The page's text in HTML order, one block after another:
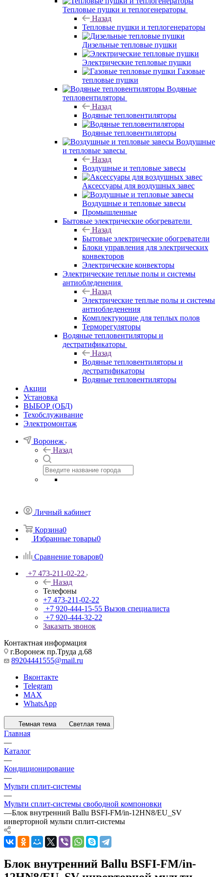
Тепловые пушки и теплогенераторы
Назад
Тепловые пушки и теплогенераторы
Дизельные тепловые пушки
Электрические тепловые пушки
Газовые
тепловые пушки
Водяные
тепловентиляторы
Назад
Водяные тепловентиляторы
Водяные тепловентиляторы
Воздушные
и тепловые завесы
Назад
Воздушные и тепловые завесы
Аксессуары для воздушных завес
Воздушные и тепловые завесы
Промышленные
Бытовые электрические обогреватели
Назад
Бытовые электрические обогреватели
Блоки управления для электрических
конвекторов
Электрические конвекторы
Электрические теплые полы и системы
антиобледенения
Назад
Электрические теплые полы и системы
антиобледенения
Комплектующие для теплых полов
Терморегуляторы
Водяные тепловентиляторы и
дестратификаторы
Назад
Водяные тепловентиляторы и
дестратификаторы
Водяные тепловентиляторы
Акции
Установка
ВЫБОР (ОБД)
Техобслуживание
Электромонтаж
Воронеж
Назад
Личный кабинет
Корзина0
Избранные товары0
Сравнение товаров0
+7 473-211-02-22
Назад
Телефоны
+7 473-211-02-22
+7 920-444-15-55 Вызов специалиста
+7 920-444-32-22
Заказать звонок
Контактная информация
г.Воронеж пр.Труда д.68
89204441555@mail.ru
Вконтакте
Telegram
MAX
WhatsApp
Темная тема Светлая тема
Главная
—
Каталог
—
Кондиционирование
—
Мульти сплит-системы
—
Мульти сплит-системы свободной компоновки
—Блок внутренний Ballu BSFI-FM/in-12HN8/EU_SV
инверторной мульти сплит-системы
Блок внутренний Ballu BSFI-FM/in-